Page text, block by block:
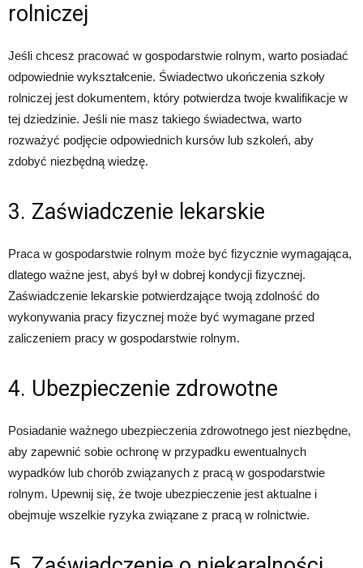
rolniczej
Jeśli chcesz pracować w gospodarstwie rolnym, warto posiadać
odpowiednie wykształcenie. Świadectwo ukończenia szkoły
rolniczej jest dokumentem, który potwierdza twoje kwalifikacje w
tej dziedzinie. Jeśli nie masz takiego świadectwa, warto
rozważyć podjęcie odpowiednich kursów lub szkoleń, aby
zdobyć niezbędną wiedzę.
3. Zaświadczenie lekarskie
Praca w gospodarstwie rolnym może być fizycznie wymagająca,
dlatego ważne jest, abyś był w dobrej kondycji fizycznej.
Zaświadczenie lekarskie potwierdzające twoją zdolność do
wykonywania pracy fizycznej może być wymagane przed
zaliczeniem pracy w gospodarstwie rolnym.
4. Ubezpieczenie zdrowotne
Posiadanie ważnego ubezpieczenia zdrowotnego jest niezbędne,
aby zapewnić sobie ochronę w przypadku ewentualnych
wypadków lub chorób związanych z pracą w gospodarstwie
rolnym. Upewnij się, że twoje ubezpieczenie jest aktualne i
obejmuje wszelkie ryzyka związane z pracą w rolnictwie.